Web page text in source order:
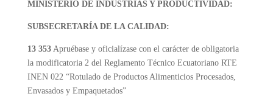
MINISTERIO DE INDUSTRIAS Y PRODUCTIVIDAD:
SUBSECRETARÍA DE LA CALIDAD:
13 353Apruébase y oficialízase con el carácter de obligatoria
la modificatoria 2 del Reglamento Técnico Ecuatoriano RTE
INEN 022 “Rotulado de Productos Alimenticios Procesados,
Envasados y Empaquetados”